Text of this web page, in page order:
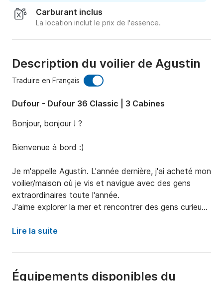
Carburant inclus
La location inclut le prix de l'essence.
Description du voilier de Agustin
Traduire en Français
Dufour - Dufour 36 Classic | 3 Cabines
Bonjour, bonjour ! ?
Bienvenue à bord :)
Je m'appelle Agustín. L'année dernière, j'ai acheté mon
voilier/maison où je vis et navigue avec des gens
extraordinaires toute l'année.
J'aime explorer la mer et rencontrer des gens curieux
vous souhaitez apprendre quelque chose sur la
vous faire apprécier cet art.
Suppléments :
Lire la suite
Équipements disponibles du